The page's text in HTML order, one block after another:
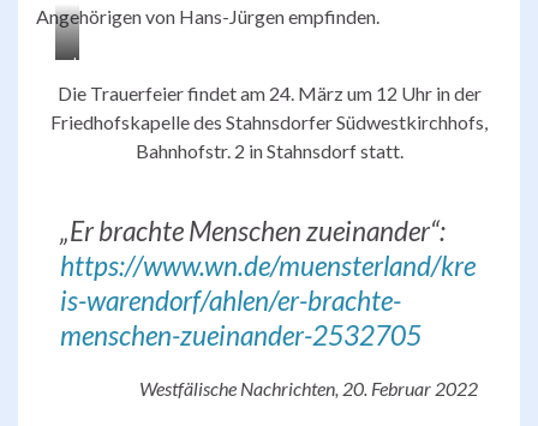
Angehörigen von Hans-Jürgen empfinden.
d
a
v
Die Trauerfeier findet am 24. März um 12 Uhr in der
Friedhofskapelle des Stahnsdorfer Südwestkirchhofs,
Bahnhofstr. 2 in Stahnsdorf statt.
„Er brachte Menschen zueinander“:
https://www.wn.de/muensterland/kre
is-warendorf/ahlen/er-brachte-
menschen-zueinander-2532705
Westfälische Nachrichten, 20. Februar 2022